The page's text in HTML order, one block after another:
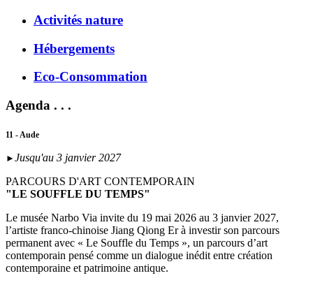
Activités nature
Hébergements
Eco-Consommation
Agenda . . .
11 - Aude
► Jusqu'au 3 janvier 2027
PARCOURS D'ART CONTEMPORAIN
"LE SOUFFLE DU TEMPS"
Le musée Narbo Via invite du 19 mai 2026 au 3 janvier 2027,
l’artiste franco-chinoise Jiang Qiong Er à investir son parcours
permanent avec « Le Souffle du Temps », un parcours d’art
contemporain pensé comme un dialogue inédit entre création
contemporaine et patrimoine antique.